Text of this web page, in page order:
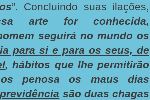
”. Concluindo suas ilações,
arte for conhecida,
seguirá no mundo os
para si e para os seus, de
, hábitos que lhe permitirão
penosa os maus dias
são duas chagas